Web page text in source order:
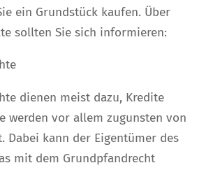
ein Grundstück kaufen. Über
sollten Sie sich informieren:
dienen meist dazu, Kredite
werden vor allem zugunsten von
Dabei kann der Eigentümer des
mit dem Grundpfandrecht